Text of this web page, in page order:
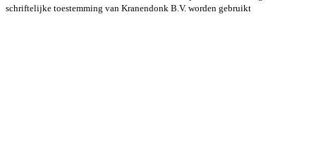
schriftelijke toestemming van Kranendonk B.V. worden gebruikt